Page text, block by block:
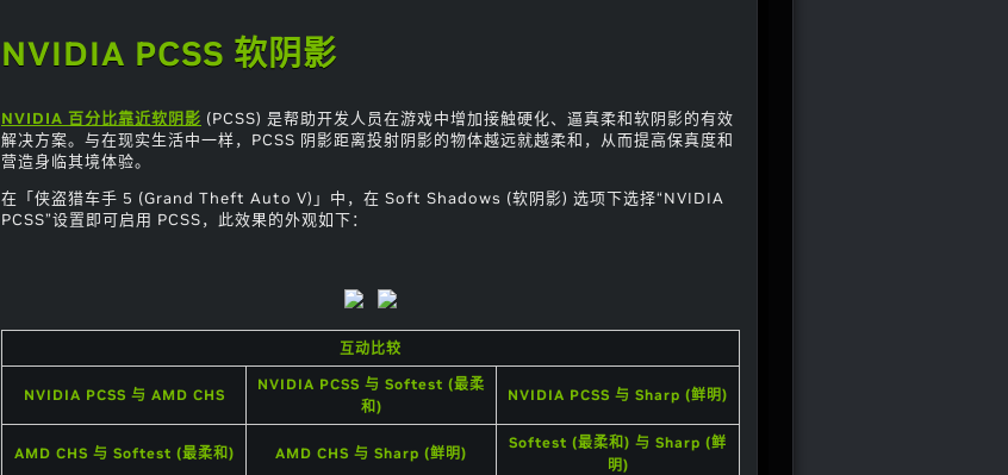
NVIDIA PCSS 软阴影
NVIDIA 百分比靠近软阴影 (PCSS) 是帮助开发人员在游戏中增加接触硬化、逼真柔和软阴影的有效
解决方案。与在现实生活中一样，PCSS 阴影距离投射阴影的物体越远就越柔和，从而提高保真度和
营造身临其境体验。
在「侠盗猎车手 5 (Grand Theft Auto V)」中，在 Soft Shadows (软阴影) 选项下选择“NVIDIA
PCSS”设置即可启用 PCSS，此效果的外观如下：
互动比较
NVIDIA PCSS 与 AMD CHS
NVIDIA PCSS 与 Softest (最柔
和)
NVIDIA PCSS 与 Sharp (鲜明)
AMD CHS 与 Softest (最柔和) AMD CHS 与 Sharp (鲜明)
Softest (最柔和) 与 Sharp (鲜
明)